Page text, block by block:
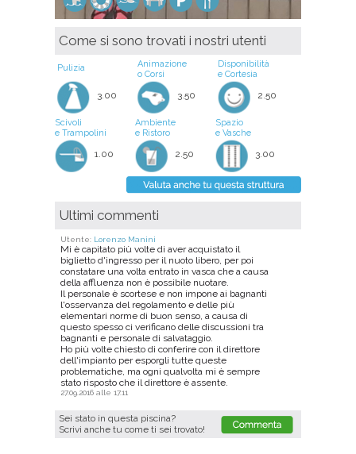
Come si sono trovati i nostri utenti
Pulizia
3.00
Animazione
o Corsi
3.50
Disponibilità
e Cortesia
2.50
Scivoli
e Trampolini
1.00
Ambiente
e Ristoro
2.50
Spazio
e Vasche
3.00
Ultimi commenti
Utente: Lorenzo Manini
Mi è capitato più volte di aver acquistato il
biglietto d'ingresso per il nuoto libero, per poi
constatare una volta entrato in vasca che a causa
della affluenza non è possibile nuotare.
Il personale è scortese e non impone ai bagnanti
l'osservanza del regolamento e delle più
elementari norme di buon senso, a causa di
questo spesso ci verificano delle discussioni tra
bagnanti e personale di salvataggio.
Ho più volte chiesto di conferire con il direttore
dell'impianto per esporgli tutte queste
problematiche, ma ogni qualvolta mi è sempre
stato risposto che il direttore è assente.
27.09.2016 alle 17.11
Sei stato in questa piscina?
Scrivi anche tu come ti sei trovato!